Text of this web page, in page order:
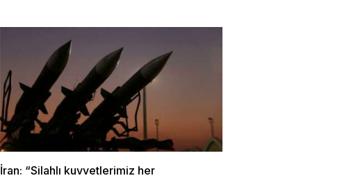
İran: “Silahlı kuvvetlerimiz her